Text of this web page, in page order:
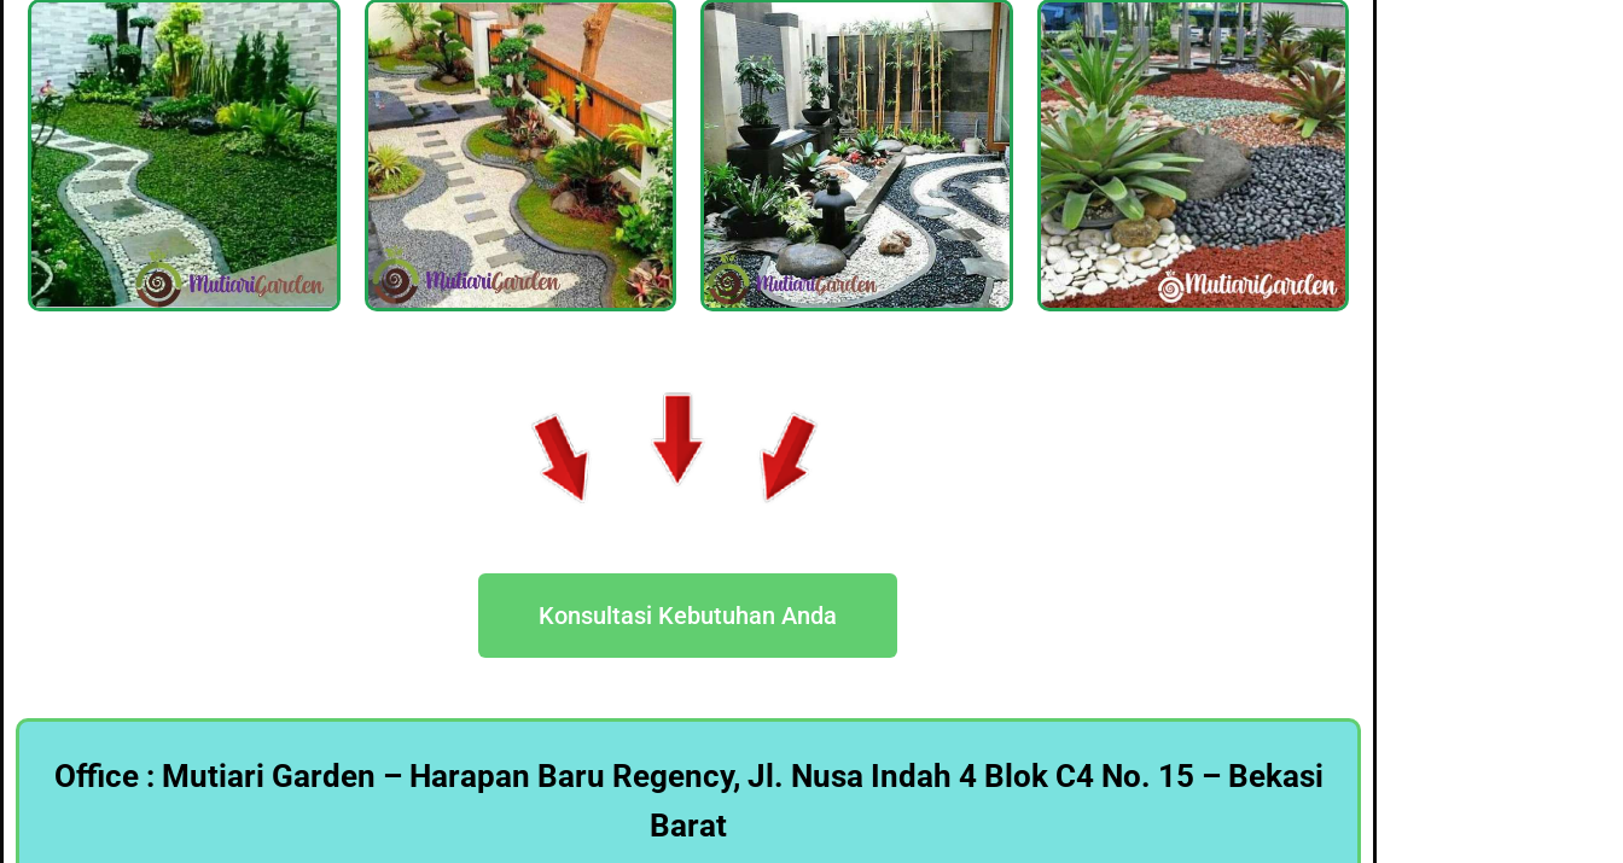
Konsultasi Kebutuhan Anda
Office : Mutiari Garden – Harapan Baru Regency, Jl. Nusa Indah 4 Blok C4 No. 15 – Bekasi
Barat